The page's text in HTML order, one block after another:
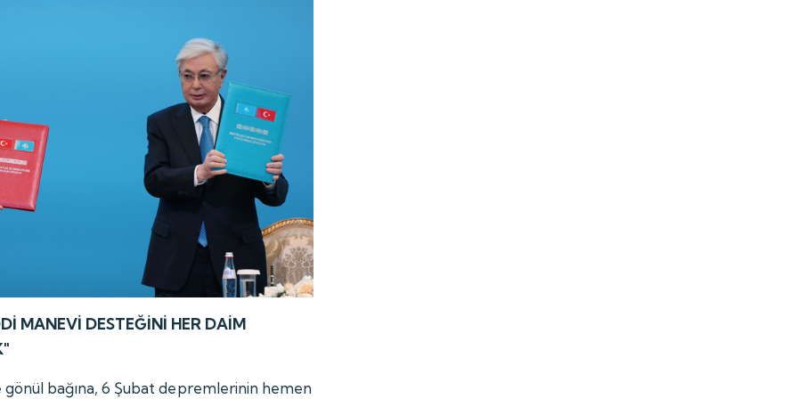
MANEVİ DESTEĞİNİ HER DAİM
gönül bağına, 6 Şubat depremlerinin hemen